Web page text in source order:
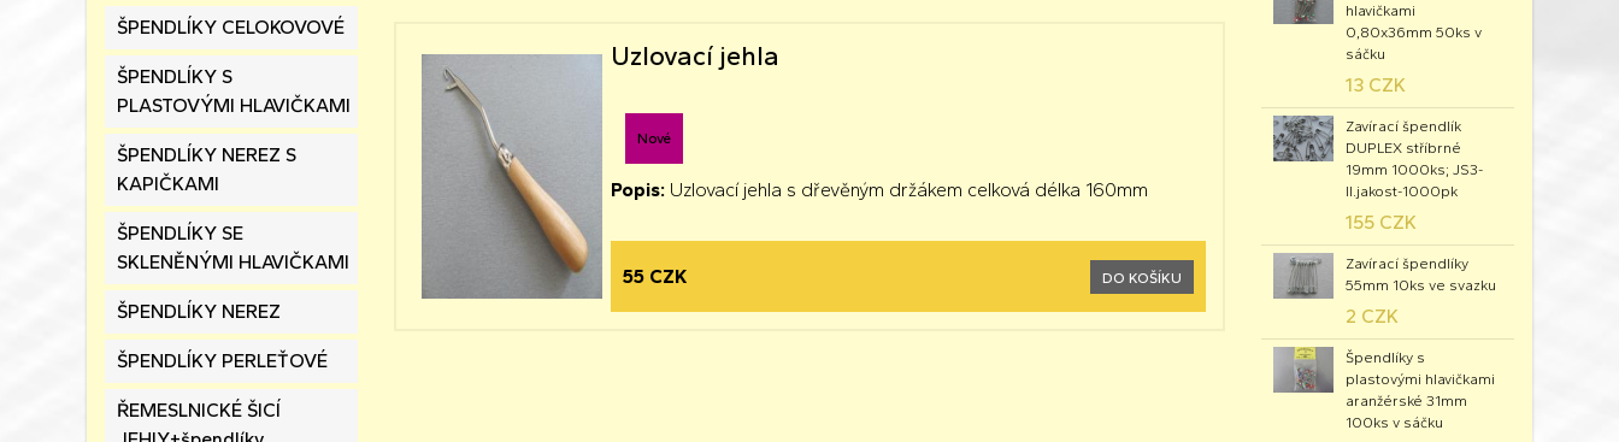
ŠPENDLÍKY CELOKOVOVÉ
ŠPENDLÍKY S
PLASTOVÝMI HLAVIČKAMI
ŠPENDLÍKY NEREZ S
KAPIČKAMI
ŠPENDLÍKY SE
SKLENĚNÝMI HLAVIČKAMI
ŠPENDLÍKY NEREZ
ŠPENDLÍKY PERLEŤOVÉ
ŘEMESLNICKÉ ŠICÍ
Nové
Uzlovací jehla
Popis: Uzlovací jehla s dřevěným držákem celková délka 160mm
55 CZK DO KOŠÍKU
hlavičkami
0,80x36mm 50ks v
sáčku
13 CZK
Zavírací špendlík
DUPLEX stříbrné
19mm 1000ks; JS3-
II.jakost-1000pk
155 CZK
Zavírací špendlíky
55mm 10ks ve svazku
2 CZK
Špendlíky s
plastovými hlavičkami
aranžérské 31mm
100ks v sáčku